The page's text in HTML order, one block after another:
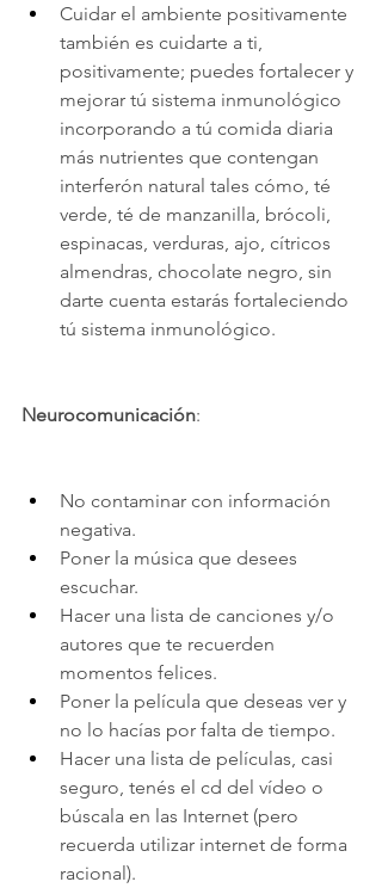
Cuidar el ambiente positivamente
también es cuidarte a ti,
positivamente; puedes fortalecer y
mejorar tú sistema inmunológico
incorporando a tú comida diaria
más nutrientes que contengan
interferón natural tales cómo, té
verde, té de manzanilla, brócoli,
espinacas, verduras, ajo, cítricos
almendras, chocolate negro, sin
darte cuenta estarás fortaleciendo
tú sistema inmunológico.
Neurocomunicación:
No contaminar con información
negativa.
Poner la música que desees
escuchar.
Hacer una lista de canciones y/o
autores que te recuerden
momentos felices.
Poner la película que deseas ver y
no lo hacías por falta de tiempo.
Hacer una lista de películas, casi
seguro, tenés el cd del vídeo o
búscala en las Internet (pero
recuerda utilizar internet de forma
racional).